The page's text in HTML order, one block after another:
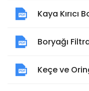
Kaya Kırıcı
Boryağı
Keçe ve